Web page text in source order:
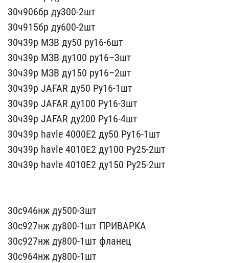
30ч906б​р ду300-2шт
30ч915бр ду​600-2шт
30ч39р МЗВ ду50​ ру16-6шт
30ч39р МЗВ ду1​00 ру16–3шт
30ч39р МЗВ д​у150 ру16–2шт
30ч39р JAF​AR ду50 Ру16-1шт
30ч39р ​JAFAR ду100 Ру16-3шт
30ч​39р JAFAR ду200 Ру16-4шт​
30ч39р havle 4000E2 ду5​0 Ру16-1шт
30ч39р havle ​4010E2 ду100 Ру25-2шт
3​0ч39р havle 4010E2 ду150​ Ру25-2шт
30с946нж ду5​00-3шт
30с927нж ду800-1​шт ПРИВАРКА
30с927нж ду8​00-1шт фланец
30с964нж д​у800-1шт